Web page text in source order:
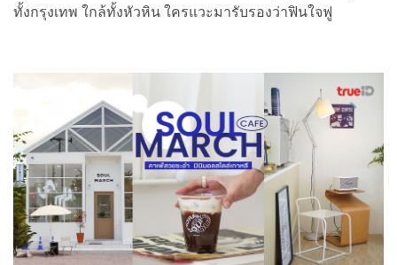
ทั้งกรุงเทพ ใกล้ทั้งหัวหิน ใครแวะมารับรองว่าฟินใจฟู